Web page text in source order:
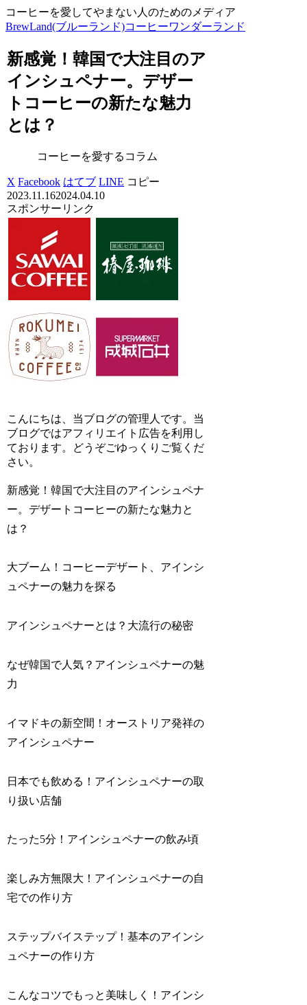
コーヒーを愛してやまない人のためのメディア
BrewLand(ブルーランド)コーヒーワンダーランド
新感覚！韓国で大注目のア
インシュペナー。デザー
トコーヒーの新たな魅力
とは？
コーヒーを愛するコラム
X Facebook はてブ LINE コピー
2023.11.162024.04.10
スポンサーリンク
こんにちは、当ブログの管理人です。当
ブログではアフィリエイト広告を利用し
ております。どうぞごゆっくりご覧くだ
さい。
新感覚！韓国で大注目のアインシュペナ
ー。デザートコーヒーの新たな魅力と
は？
大ブーム！コーヒーデザート、アインシ
ュペナーの魅力を探る
アインシュペナーとは？大流行の秘密
なぜ韓国で人気？アインシュペナーの魅
力
イマドキの新空間！オーストリア発祥の
アインシュペナー
日本でも飲める！アインシュペナーの取
り扱い店舗
たった5分！アインシュペナーの飲み頃
楽しみ方無限大！アインシュペナーの自
宅での作り方
ステップバイステップ！基本のアインシ
ュペナーの作り方
こんなコツでもっと美味しく！アインシ